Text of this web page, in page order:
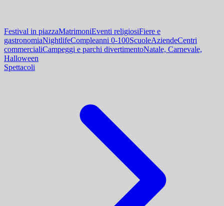
Festival in piazzaMatrimoniEventi religiosiFiere e
gastronomiaNightlifeCompleanni 0-100ScuoleAziendeCentri
commercialiCampeggi e parchi divertimentoNatale, Carnevale,
Halloween
Spettacoli